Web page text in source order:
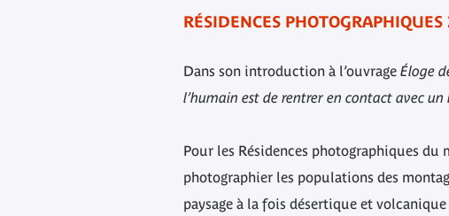
RÉSIDENCES PHOTOGRAPHIQUES
Dans son introduction à l’ouvrage Éloge
l’humain est de rentrer en contact avec
Pour les Résidences photographiques du
photographier les populations des
paysage à la fois désertique et